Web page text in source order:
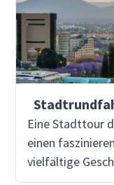
Eine Stadttour
einen
vielfältige
moderne Leben